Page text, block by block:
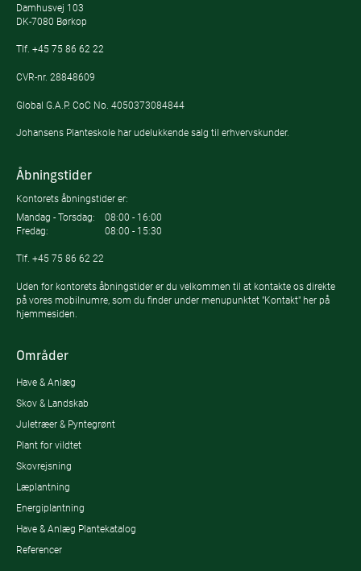
Damhusvej 103
DK-7080 Børkop
Tlf. +45 75 86 62 22
CVR-nr. 28848609
Global G.A.P. CoC No. 4050373084844
Johansens Planteskole har udelukkende salg til erhvervskunder.
Åbningstider
Kontorets åbningstider er:
Mandag - Torsdag:
08:00 - 16:00
Fredag:
08:00 - 15:30
Tlf. +45 75 86 62 22
Uden for kontorets åbningstider er du velkommen til at kontakte os direkte
på vores mobilnumre, som du finder under menupunktet "Kontakt" her på
hjemmesiden.
Områder
Have & Anlæg
Skov & Landskab
Juletræer & Pyntegrønt
Plant for vildtet
Skovrejsning
Læplantning
Energiplantning
Have & Anlæg Plantekatalog
Referencer